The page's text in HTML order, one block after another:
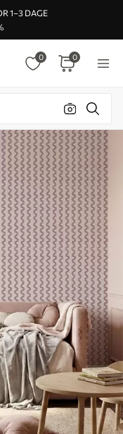
1–3 DAGE
0 0